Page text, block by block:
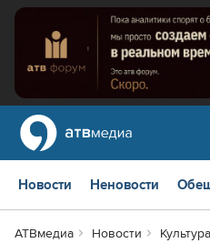
Новости Неновости
АТВмедиа Новости
Культура